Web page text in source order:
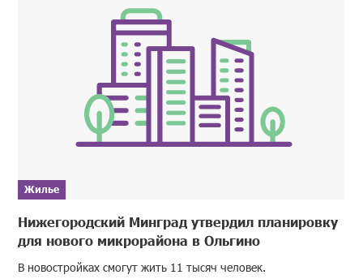
Жилье
Нижегородский Минград утвердил планировку
для нового микрорайона в Ольгино
В новостройках смогут жить 11 тысяч человек.